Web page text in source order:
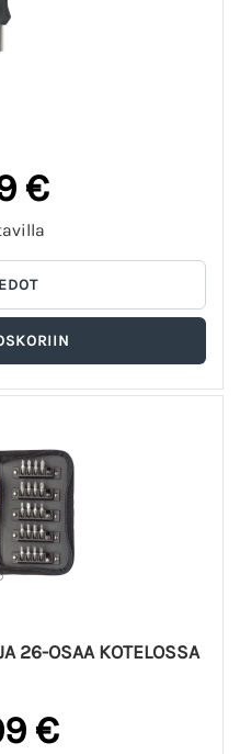
€
26-OSAA KOTELOSSA
€